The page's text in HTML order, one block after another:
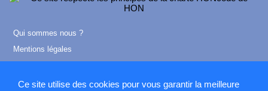
Ce site utilise des cookies pour vous garantir la meilleure
Qui sommes nous ?
Mentions légales